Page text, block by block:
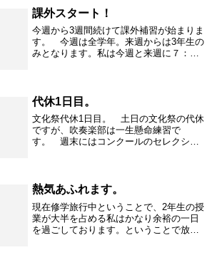
百間中そして宮代高校。い...
課外スタート！
今週から3週間続けて課外補習が始まりま
す。 今週は全学年。来週からは3年生の
みとなります。私は今週と来週に７：０
した。 そして午...
代休1日目。
文化祭代休1日目。 土日の文化祭の代休
ですが、吹奏楽部は一生懸命練習で
す。 週末にはコンクールのセレクショ
祭。ぶっ通しでお祭りが続いた...
熱気あふれます。
現在修学旅行中ということで、2年生の授
業が大半を占める私はかなり余裕の一日
を過ごしております。ということで放課